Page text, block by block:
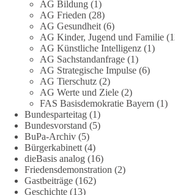
Verteidung übernehmen❓
Das Bundesministerium der Verteidigung
Strategiepapier, dass die Bundeswehr zum
und der Verbündeten abschreckungs- und
sein muss. Die strategische Ausrichtung
Deutschland in der NATO eine
stärksten konventionellen Armee Europas
über die Verteidigungsbereitschaft hinaus
Wie siehst du das? Mach jetzt bei unserer
uns deine Meinung:
point_righthttps://diebasis-he.de/umfrage-
2026/point_left
AG Bildung (1)
AG Frieden (28)
AG Gesundheit (6)
AG Kinder, Jugend und Familie
AG Künstliche Intelligenz (1)
AG Sachstandanfrage (1)
AG Strategische Impulse (6)
AG Tierschutz (2)
AG Werte und Ziele (2)
FAS Basisdemokratie Bayern (1)
Bundesparteitag (1)
Bundesvorstand (5)
BuPa-Archiv (5)
Bürgerkabinett (4)
dieBasis analog (16)
Friedensdemonstration (2)
Gastbeiträge (162)
Geschichte (13)